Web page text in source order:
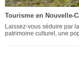
Tourisme en Nouvelle-
Laissez-vous séduire par
patrimoine culturel, une